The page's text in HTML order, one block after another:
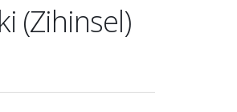
(Zihinsel)